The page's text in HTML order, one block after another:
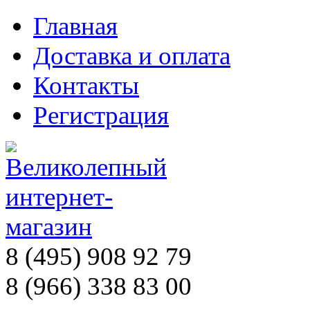
Главная
Доставка и оплата
Контакты
Регистрация
8 (495) 908 92 79
8 (966) 338 83 00